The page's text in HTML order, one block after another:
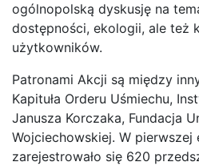
ogólnopolską dyskusję na
dostępności, ekologii, ale też
użytkowników.
Patronami Akcji są między
Kapituła Orderu Uśmiechu,
Janusza Korczaka, Fundacja
Wojciechowskiej. W
zarejestrowało się 620